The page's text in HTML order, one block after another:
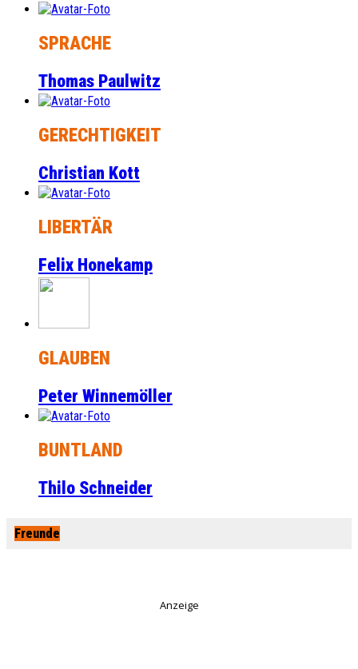
SPRACHE
Thomas Paulwitz
GERECHTIGKEIT
Christian Kott
LIBERTÄR
Felix Honekamp
GLAUBEN
Peter Winnemöller
BUNTLAND
Thilo Schneider
Freunde
Anzeige